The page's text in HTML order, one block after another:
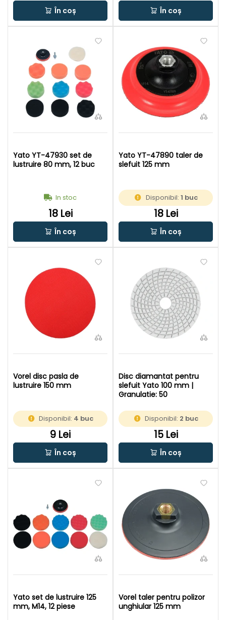
În coș În coș
Yato YT-47930 set de
lustruire 80 mm, 12 buc
In stoc
18 Lei
În coș
Yato YT-47890 taler de
slefuit 125 mm
Disponibil: 1 buc
18 Lei
În coș
Vorel disc pasla de
lustruire 150 mm
Disponibil: 4 buc
9 Lei
În coș
Disc diamantat pentru
slefuit Yato 100 mm |
Granulatie: 50
Disponibil: 2 buc
15 Lei
În coș
Yato set de lustruire 125
mm, M14, 12 piese
Vorel taler pentru polizor
unghiular 125 mm